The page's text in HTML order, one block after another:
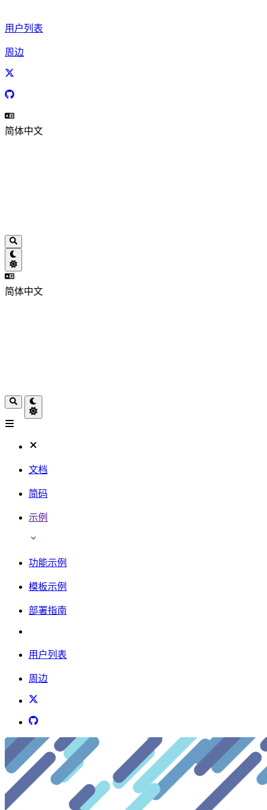
用户列表
周边
简体中文
简体中文
文档
简码
示例
功能示例
模板示例
部署指南
用户列表
周边